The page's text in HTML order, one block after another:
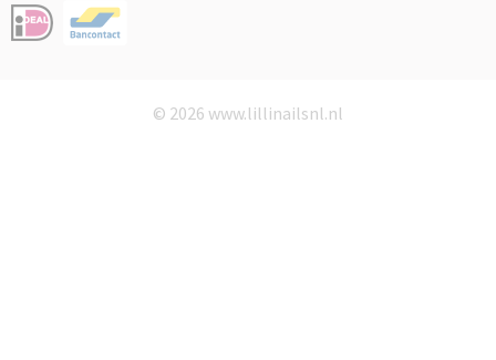
© 2026 www.lillinailsnl.nl